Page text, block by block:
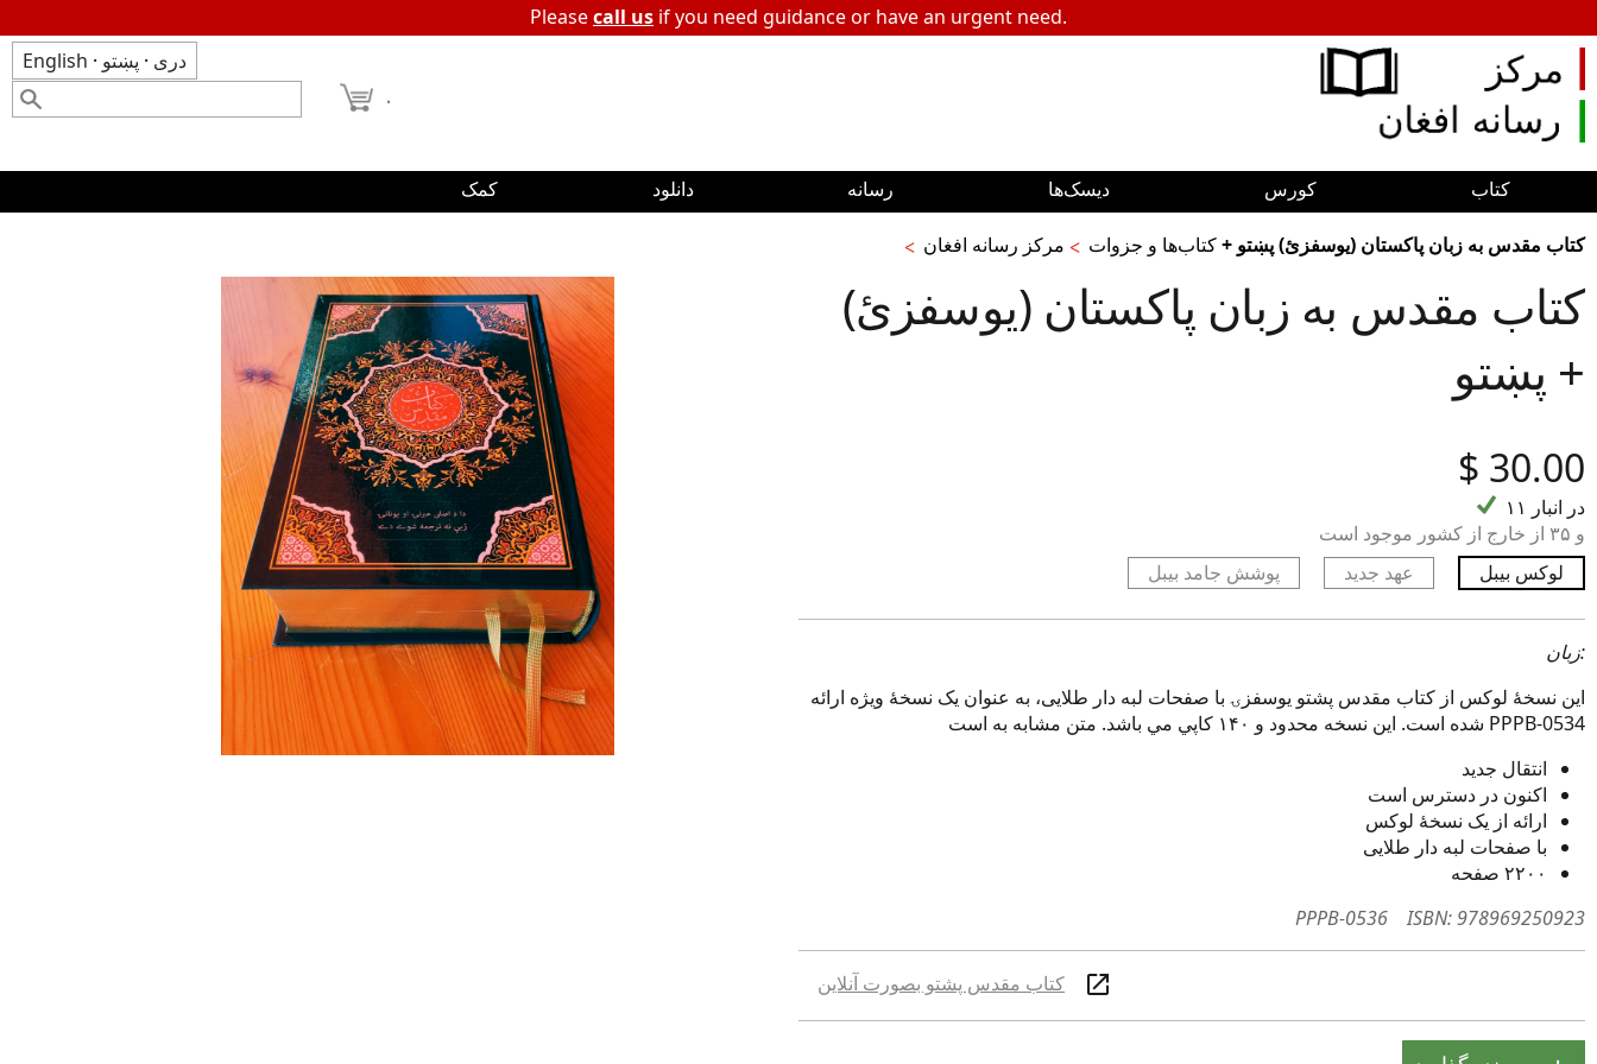
Pleasecall us if you need guidance or have an urgent need.
English · دری · پښتو
۰
کتاب کورس دیسک‌ها رسانه دانلود کمک
مرکز رسانه افغان کتاب‌ها و جزواتکتاب مقدس به زبان پاکستان (يوسفزئ) پښتو +
کتاب مقدس به زبان پاکستان (يوسفزئ)
پښتو +
‎$ 30.00
۱۱ در انبار
و ۳۵ از خارج از کشور موجود است
پوشش جامد بیبل
عهد جدید لوکس بیبل
زبان:
این نسخهٔ لوکس از کتاب مقدس پشتو یوسفزۍ با صفحات لبه دار طلایی، به عنوان یک نسخهٔ ویژه ارائه
شده است. این نسخه محدود و ۱۴۰ کاپي مي باشد. متن مشابه به است PPPB-0534
انتقال جدید
اکنون در دسترس است
ارائه از یک نسخهٔ لوکس
با صفحات لبه دار طلایی
۲۲۰۰ صفحه
PPPB-0536 ISBN: 978969250923
کتاب مقدس پشتو بصورت آنلاین